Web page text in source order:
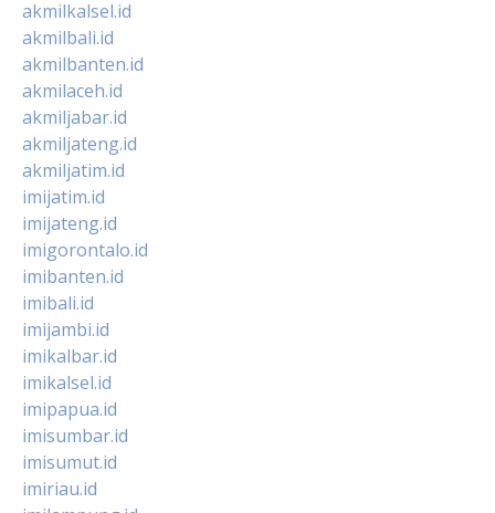
akmilkalsel.id
akmilbali.id
akmilbanten.id
akmilaceh.id
akmiljabar.id
akmiljateng.id
akmiljatim.id
imijatim.id
imijateng.id
imigorontalo.id
imibanten.id
imibali.id
imijambi.id
imikalbar.id
imikalsel.id
imipapua.id
imisumbar.id
imisumut.id
imiriau.id